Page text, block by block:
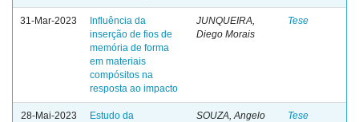
31-Mar-2023
Influência da
inserção de fios de
memória de forma
em materiais
compósitos na
resposta ao impacto
JUNQUEIRA,
Diego Morais
Tese
28-Mai-2023
Estudo da
SOUZA, Angelo
Tese